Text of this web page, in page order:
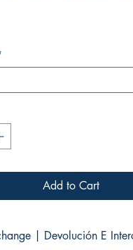
Add to Cart
| Devolución E